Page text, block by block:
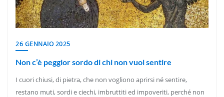
26 GENNAIO 2025
Non c’è peggior sordo di chi non vuol sentire
I cuori chiusi, di pietra, che non vogliono aprirsi né sentire,
restano muti, sordi e ciechi, imbruttiti ed impoveriti, perché non